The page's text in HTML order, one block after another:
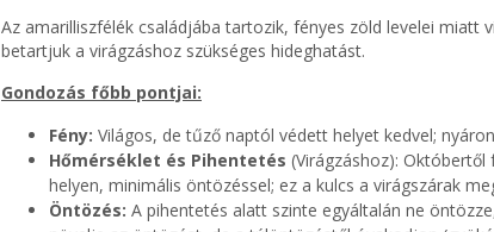
Az amarilliszfélék családjába tartozik, fényes zöld levelei miatt
betartjuk a virágzáshoz szükséges hideghatást.
Gondozás főbb pontjai:
Fény: Világos, de tűző naptól védett helyet kedvel;
Hőmérséklet és Pihentetés (Virágzáshoz):
helyen, minimális öntözéssel; ez a kulcs a virágszárak
Öntözés: A pihentetés alatt szinte egyáltalán ne